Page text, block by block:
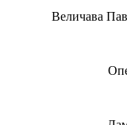
Величава